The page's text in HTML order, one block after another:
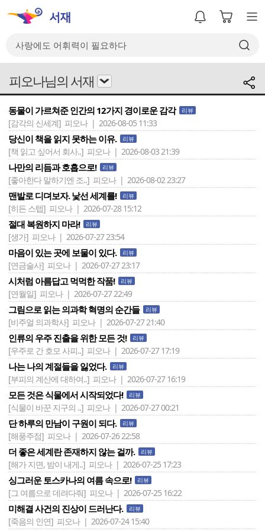
피오나님의 서재
동물이 가르쳐준 인간의 12가지 경이로운 감각 리뷰
[감각의 신세계] 피오나 | 2026-08-05 11:33
당신이 책을 읽지 못하는 이유. 리뷰
[책 읽고 싶어서 회사..] 피오나 | 2026-08-03 21:39
나만의 리듬과 호흡으로! 리뷰
[좋아한다 말하기엔 조..] 피오나 | 2026-08-02 23:27
맨발로 디뎌보자. 낯선 세계를! 리뷰
[히든 스텝] 피오나 | 2026-07-28 15:12
절대 복원하지 마라! 리뷰
[생가] 피오나 | 2026-07-27 23:54
마음이 있는 곳에 보물이 있다. 리뷰
[연금술사] 피오나 | 2026-07-27 23:17
시처럼 아름답고 먹먹한 작품! 리뷰
[연월일] 피오나 | 2026-07-27 22:49
그림으로 읽는 의과학 혁명의 순간들 리뷰
[비주얼 의과학사] 피오나 | 2026-07-27 21:40
인류의 우주 진출을 위한 모든 것! 리뷰
[우주로 간 호모 사피..] 피오나 | 2026-07-27 17:19
나는 나의 계절들을 잃었다. 리뷰
[부피의 계산에 대하여..] 피오나 | 2026-07-27 16:19
모든 것은 식물에서 시작되었다! 리뷰
[식물이 바꾼 지구의 ..] 피오나 | 2026-07-27 00:21
단 하루의 만남이 구원이 되다. 리뷰
[해풍주점] 피오나 | 2026-07-26 22:58
더 좋은 세계란 존재하지 않는 걸까. 리뷰
[해가 지면, 밤이 내게..] 피오나 | 2026-07-25 17:23
싱그러운 토스카나의 여름 속으로! 리뷰
[그 여름으로 데려다줘] 피오나 | 2026-07-25 16:22
미해결 사건의 진상이 드러난다. 리뷰
[죽음의 인연] 피오나 | 2026-07-24 15:40